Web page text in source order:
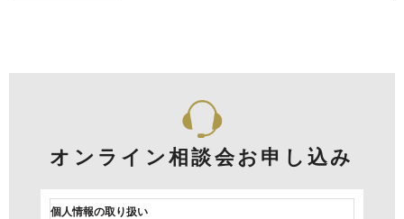
オンライン相談会お申し込み
個人情報の取り扱い